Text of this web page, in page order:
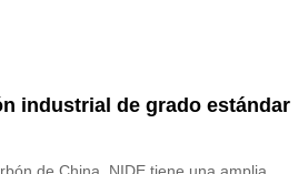
industrial de grado estándar
de China. NIDE tiene una amplia